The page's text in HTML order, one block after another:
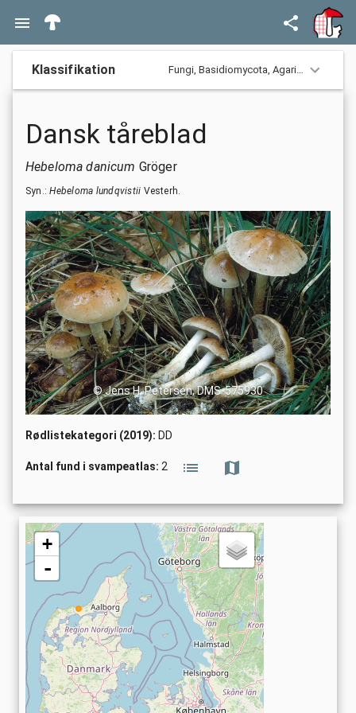
Klassifikation Fungi, Basidiomycota, Agaricomycotina,
Dansk tåreblad
Hebeloma danicum Gröger
Syn.:Hebeloma lundqvistii Vesterh.
© Jens H. Petersen, DMS-575930
Rødlistekategori (2019): DD
Antal fund i svampeatlas: 2
+
-